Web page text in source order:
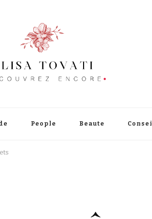
People Beaute